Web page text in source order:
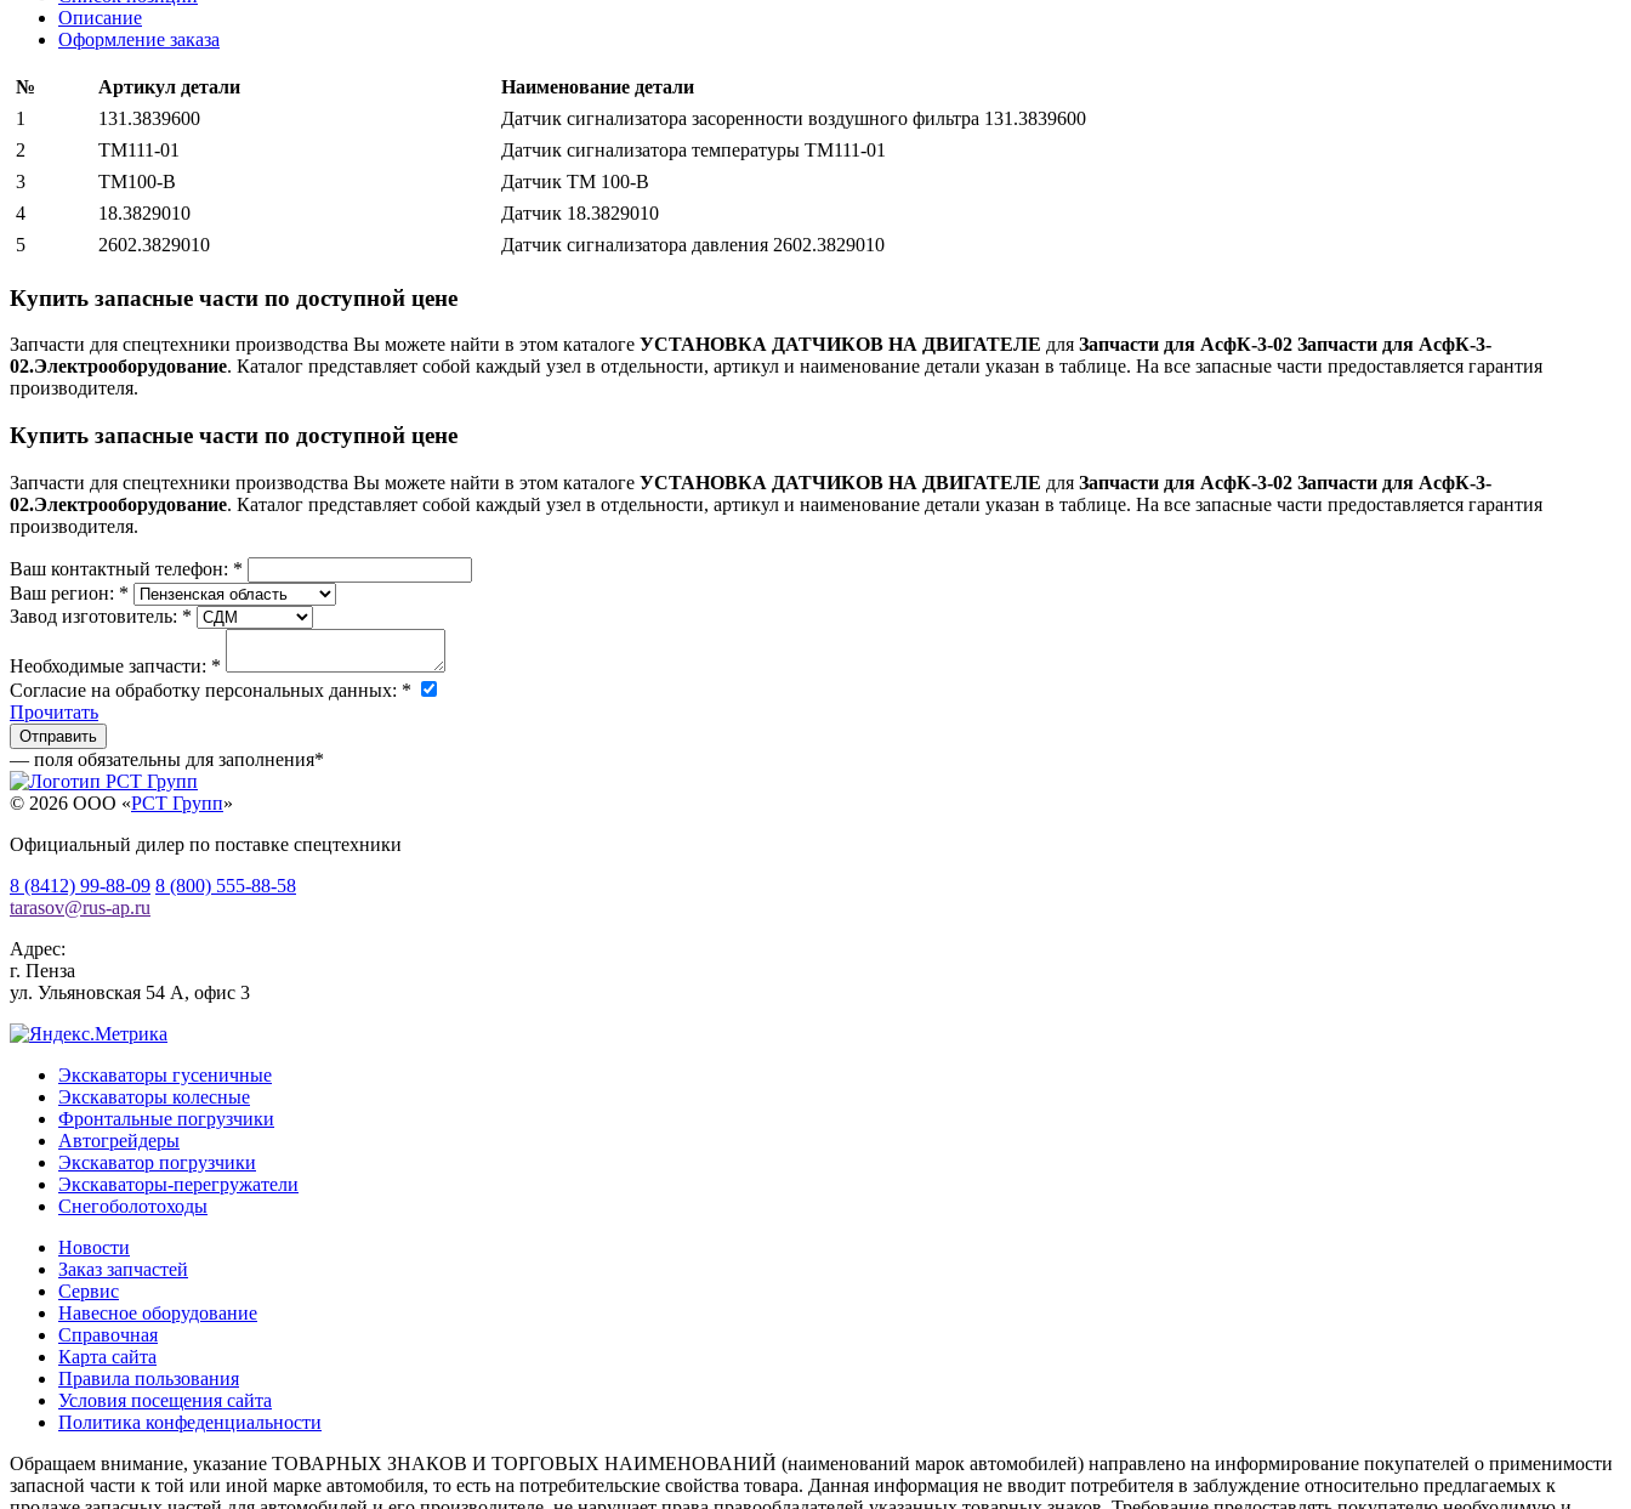
Описание
Оформление заказа
№ Артикул детали
Наименование детали
1
131.3839600
Датчик сигнализатора засоренности воздушного фильтра 131.3839600
2
ТМ111-01
Датчик сигнализатора температуры ТМ111-01
3
ТМ100-В
Датчик ТМ 100-В
4
18.3829010
Датчик 18.3829010
5
2602.3829010 Датчик сигнализатора давления 2602.3829010
Купить запасные части по доступной цене
Запчасти для спецтехники производства Вы можете найти в этом каталоге УСТАНОВКА ДАТЧИКОВ НА ДВИГАТЕЛЕ для Запчасти для АсфК-3-02 Запчасти для АсфК-3-
02.Электрооборудование. Каталог представляет собой каждый узел в отдельности, артикул и наименование детали указан в таблице. На все запасные части предоставляется гарантия
производителя.
Купить запасные части по доступной цене
Запчасти для спецтехники производства Вы можете найти в этом каталоге УСТАНОВКА ДАТЧИКОВ НА ДВИГАТЕЛЕ для Запчасти для АсфК-3-02 Запчасти для АсфК-3-
02.Электрооборудование. Каталог представляет собой каждый узел в отдельности, артикул и наименование детали указан в таблице. На все запасные части предоставляется гарантия
производителя.
Ваш контактный телефон: *
Ваш регион: *
Завод изготовитель: *
Необходимые запчасти: *
Согласие на обработку персональных данных: *
Прочитать
— поля обязательны для заполнения*
© 2026 OOO «РСТ Групп»
Официальный дилер по поставке спецтехники
8 (8412) 99-88-09 8 (800) 555-88-58
tarasov@rus-ap.ru
Адрес:
г. Пенза
ул. Ульяновская 54 А, офис 3
Экскаваторы гусеничные
Экскаваторы колесные
Фронтальные погрузчики
Автогрейдеры
Экскаватор погрузчики
Экскаваторы-перегружатели
Снегоболотоходы
Новости
Заказ запчастей
Сервис
Навесное оборудование
Справочная
Карта сайта
Правила пользования
Условия посещения сайта
Политика конфеденциальности
Обращаем внимание, указание ТОВАРНЫХ ЗНАКОВ И ТОРГОВЫХ НАИМЕНОВАНИЙ (наименований марок автомобилей) направлено на информирование покупателей о применимости
запасной части к той или иной марке автомобиля, то есть на потребительские свойства товара. Данная информация не вводит потребителя в заблуждение относительно предлагаемых к